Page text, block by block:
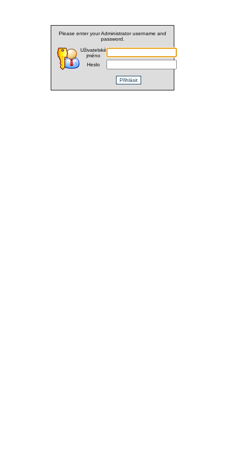
Please enter your Administrator username and
password.
Uživatelské
jméno
Heslo